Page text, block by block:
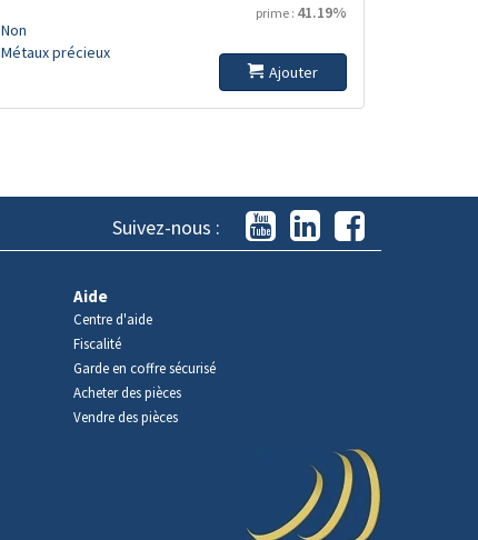
Non
Métaux précieux
prime : 41.19%
Ajouter
Suivez-nous :
Aide
Centre d'aide
Fiscalité
Garde en coffre sécurisé
Acheter des pièces
Vendre des pièces